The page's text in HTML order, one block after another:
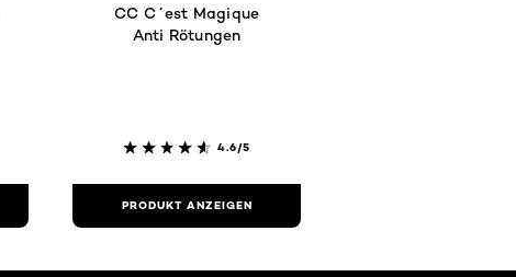
CC C´est Magique
Anti Rötungen
4.6/5
PRODUKT ANZEIGEN